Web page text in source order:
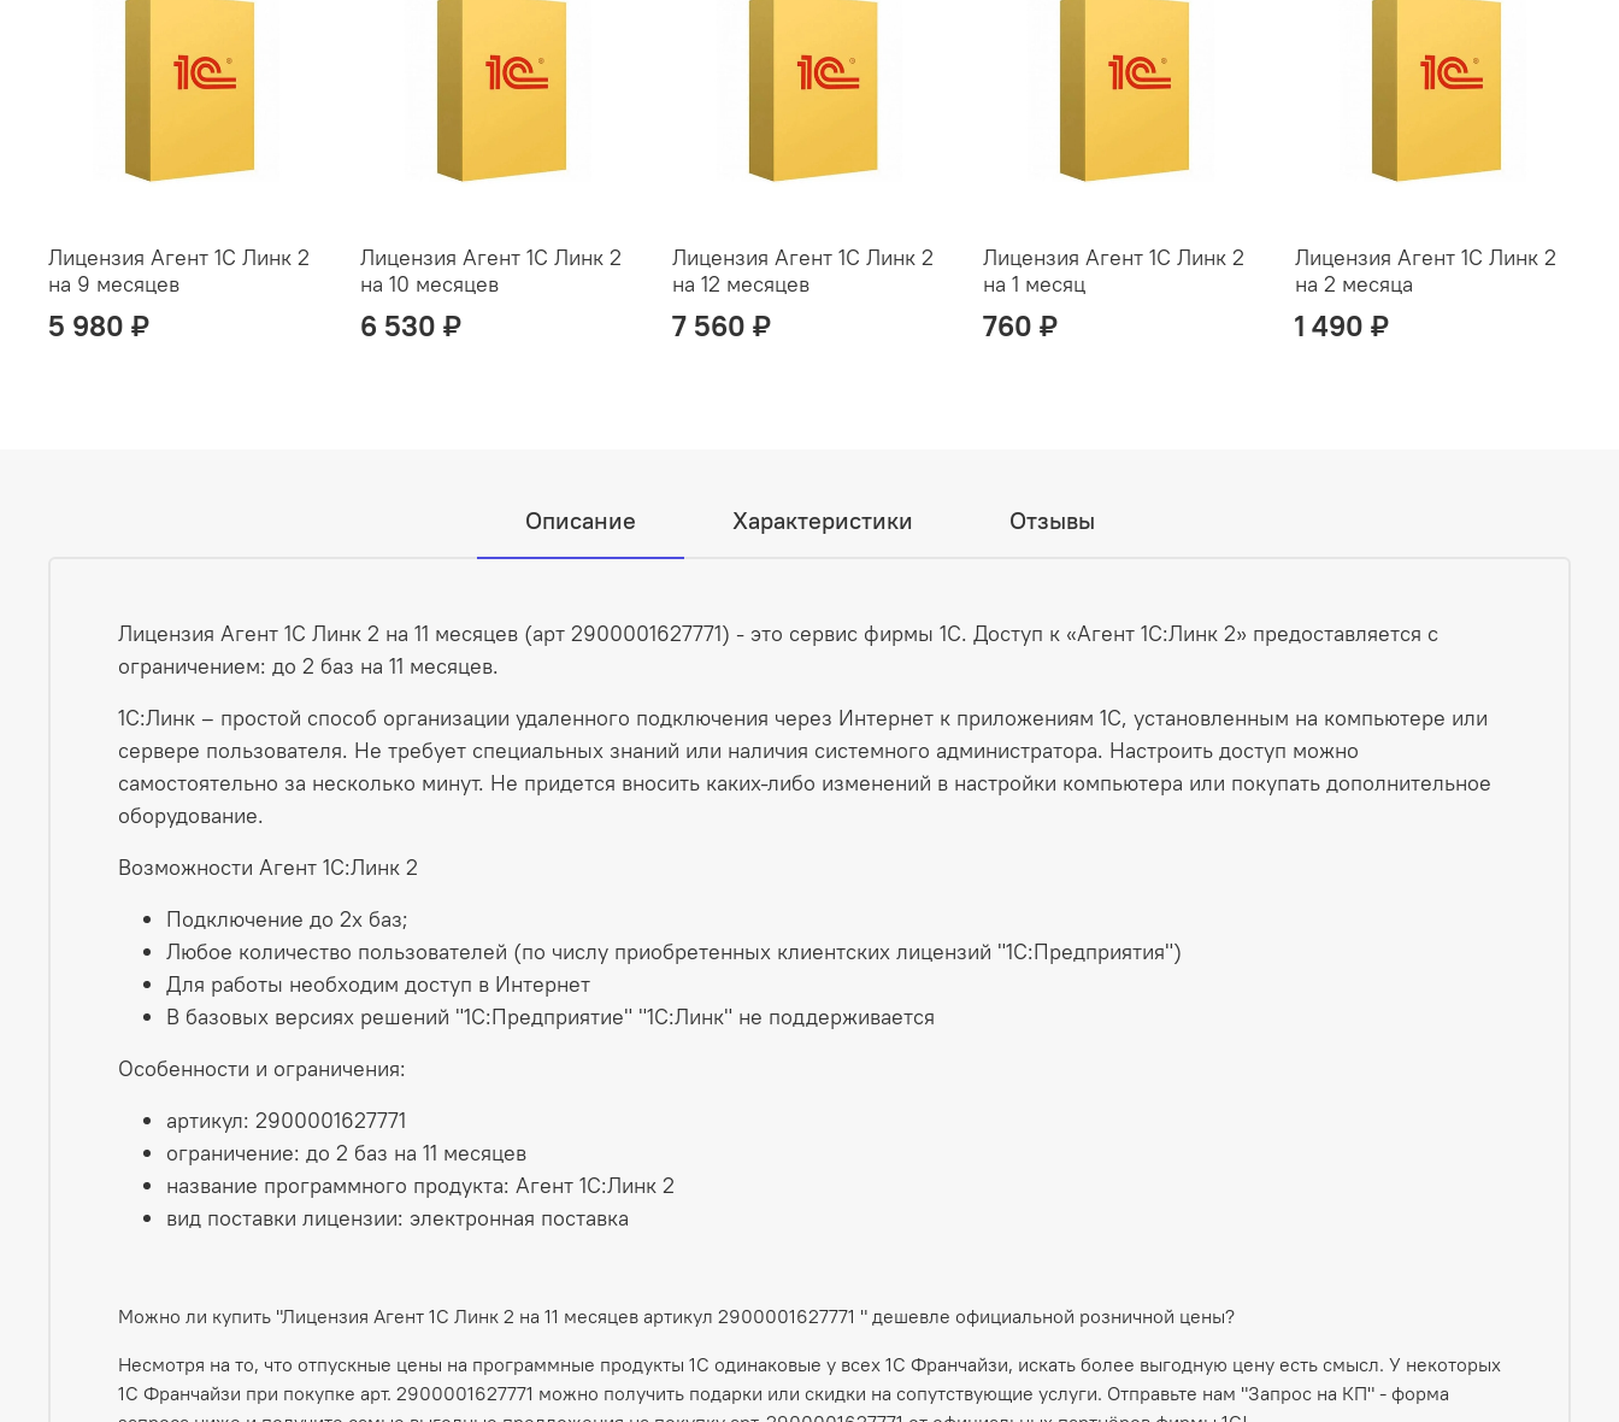
Лицензия Агент 1С Линк 2
на 9 месяцев
5 980 ₽
Лицензия Агент 1С Линк 2
на 10 месяцев
6 530 ₽
Лицензия Агент 1С Линк 2
на 12 месяцев
7 560 ₽
Лицензия Агент 1С Линк 2
на 1 месяц
760 ₽
Лицензия Агент 1С Линк 2
на 2 месяца
1 490 ₽
Описание Характеристики Отзывы
Лицензия Агент 1С Линк 2 на 11 месяцев (арт 2900001627771) - это сервис фирмы 1С. Доступ к «Агент 1С:Линк 2» предоставляется с
ограничением: до 2 баз на 11 месяцев.
1С:Линк – простой способ организации удаленного подключения через Интернет к приложениям 1С, установленным на компьютере или
сервере пользователя. Не требует специальных знаний или наличия системного администратора. Настроить доступ можно
самостоятельно за несколько минут. Не придется вносить каких-либо изменений в настройки компьютера или покупать дополнительное
оборудование.
Возможности Агент 1С:Линк 2
Подключение до 2х баз;
Любое количество пользователей (по числу приобретенных клиентских лицензий "1С:Предприятия")
Для работы необходим доступ в Интернет
В базовых версиях решений "1С:Предприятие" "1С:Линк" не поддерживается
Особенности и ограничения:
артикул: 2900001627771
ограничение: до 2 баз на 11 месяцев
название программного продукта: Агент 1С:Линк 2
вид поставки лицензии: электронная поставка
Можно ли купить "Лицензия Агент 1С Линк 2 на 11 месяцев артикул 2900001627771 " дешевле официальной розничной цены?
Несмотря на то, что отпускные цены на программные продукты 1С одинаковые у всех 1С Франчайзи, искать более выгодную цену есть смысл. У некоторых
1С Франчайзи при покупке арт. 2900001627771 можно получить подарки или скидки на сопутствующие услуги. Отправьте нам "Запрос на КП" - форма